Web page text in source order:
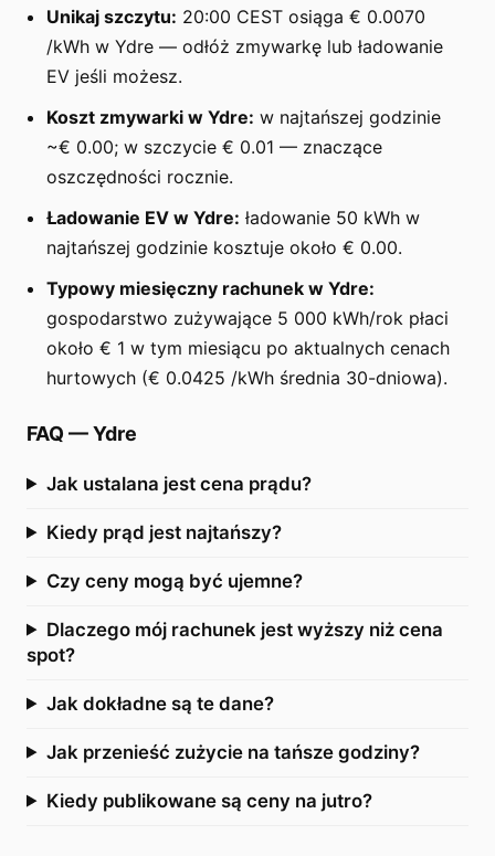
Unikaj szczytu: 20:00 CEST osiąga € 0.0070
/kWh w Ydre — odłóż zmywarkę lub ładowanie
EV jeśli możesz.
Koszt zmywarki w Ydre: w najtańszej godzinie
~€ 0.00; w szczycie € 0.01 — znaczące
oszczędności rocznie.
Ładowanie EV w Ydre: ładowanie 50 kWh w
najtańszej godzinie kosztuje około € 0.00.
Typowy miesięczny rachunek w Ydre:
gospodarstwo zużywające 5 000 kWh/rok płaci
około € 1 w tym miesiącu po aktualnych cenach
hurtowych (€ 0.0425 /kWh średnia 30-dniowa).
FAQ —Ydre
Jak ustalana jest cena prądu?
Kiedy prąd jest najtańszy?
Czy ceny mogą być ujemne?
Dlaczego mój rachunek jest wyższy niż cena
spot?
Jak dokładne są te dane?
Jak przenieść zużycie na tańsze godziny?
Kiedy publikowane są ceny na jutro?